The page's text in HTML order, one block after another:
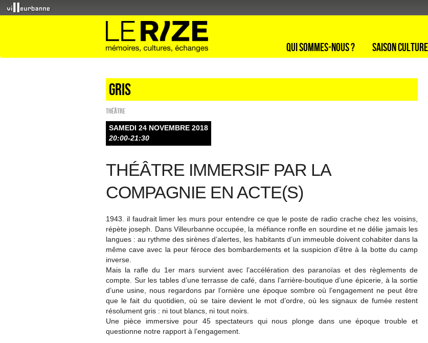
Qui sommes-nous ? Saison
Gris
Théâtre
SAMEDI 24 NOVEMBRE 2018
20:00-21:30
THÉÂTRE IMMERSIF PAR LA
COMPAGNIE EN ACTE(S)
1943. il faudrait limer les murs pour entendre ce que le poste de radio crache chez les voisins,
répète joseph. Dans Villeurbanne occupée, la méfiance ronfle en sourdine et ne délie jamais les
langues : au rythme des sirènes d’alertes, les habitants d’un immeuble doivent cohabiter dans la
même cave avec la peur féroce des bombardements et la suspicion d’être à la botte du camp
inverse.
Mais la rafle du 1er mars survient avec l’accélération des paranoïas et des règlements de
compte. Sur les tables d’une terrasse de café, dans l’arrière-boutique d’une épicerie, à la sortie
d’une usine, nous regardons par l’ornière une époque sombre où l’engagement ne peut être
que le fait du quotidien, où se taire devient le mot d’ordre, où les signaux de fumée restent
résolument gris : ni tout blancs, ni tout noirs.
Une pièce immersive pour 45 spectateurs qui nous plonge dans une époque trouble et
questionne notre rapport à l’engagement.